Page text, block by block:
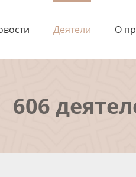
Деятели О
606